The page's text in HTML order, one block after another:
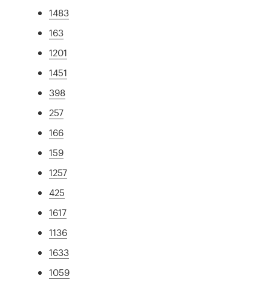
1483
163
1201
1451
398
257
166
159
1257
425
1617
1136
1633
1059